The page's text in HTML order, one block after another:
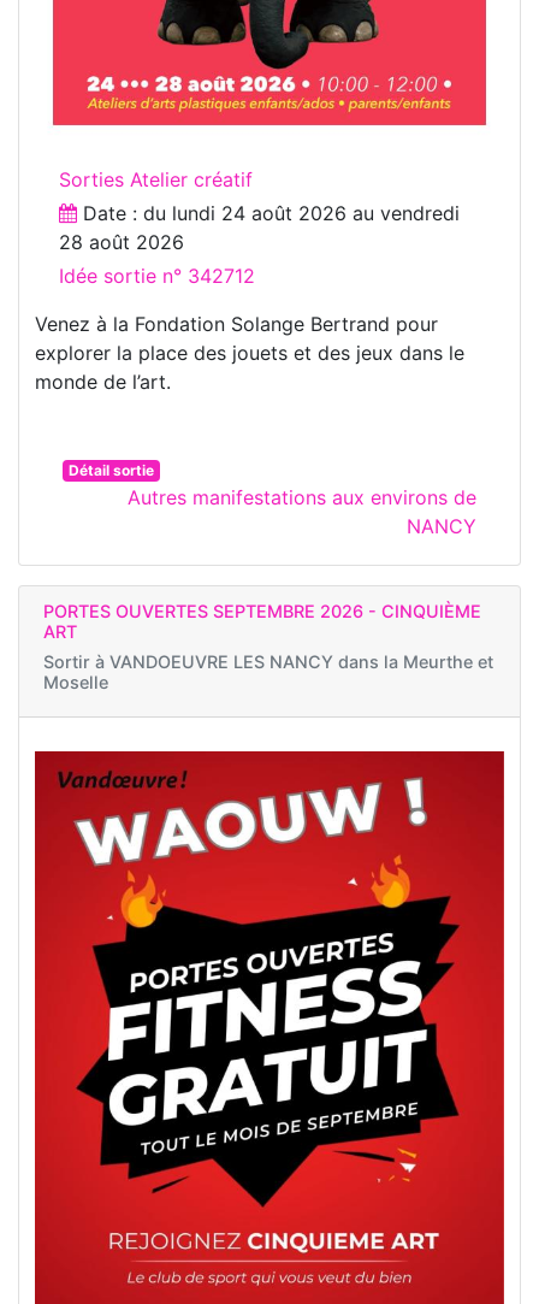
Sorties Atelier créatif
Date : du lundi 24 août 2026 au vendredi
28 août 2026
Idée sortie n° 342712
Venez à la Fondation Solange Bertrand pour
explorer la place des jouets et des jeux dans le
monde de l’art.
Détail sortie
Autres manifestations aux environs de
NANCY
PORTES OUVERTES SEPTEMBRE 2026 - CINQUIÈME
ART
Sortir à VANDOEUVRE LES NANCY dans la Meurthe et
Moselle